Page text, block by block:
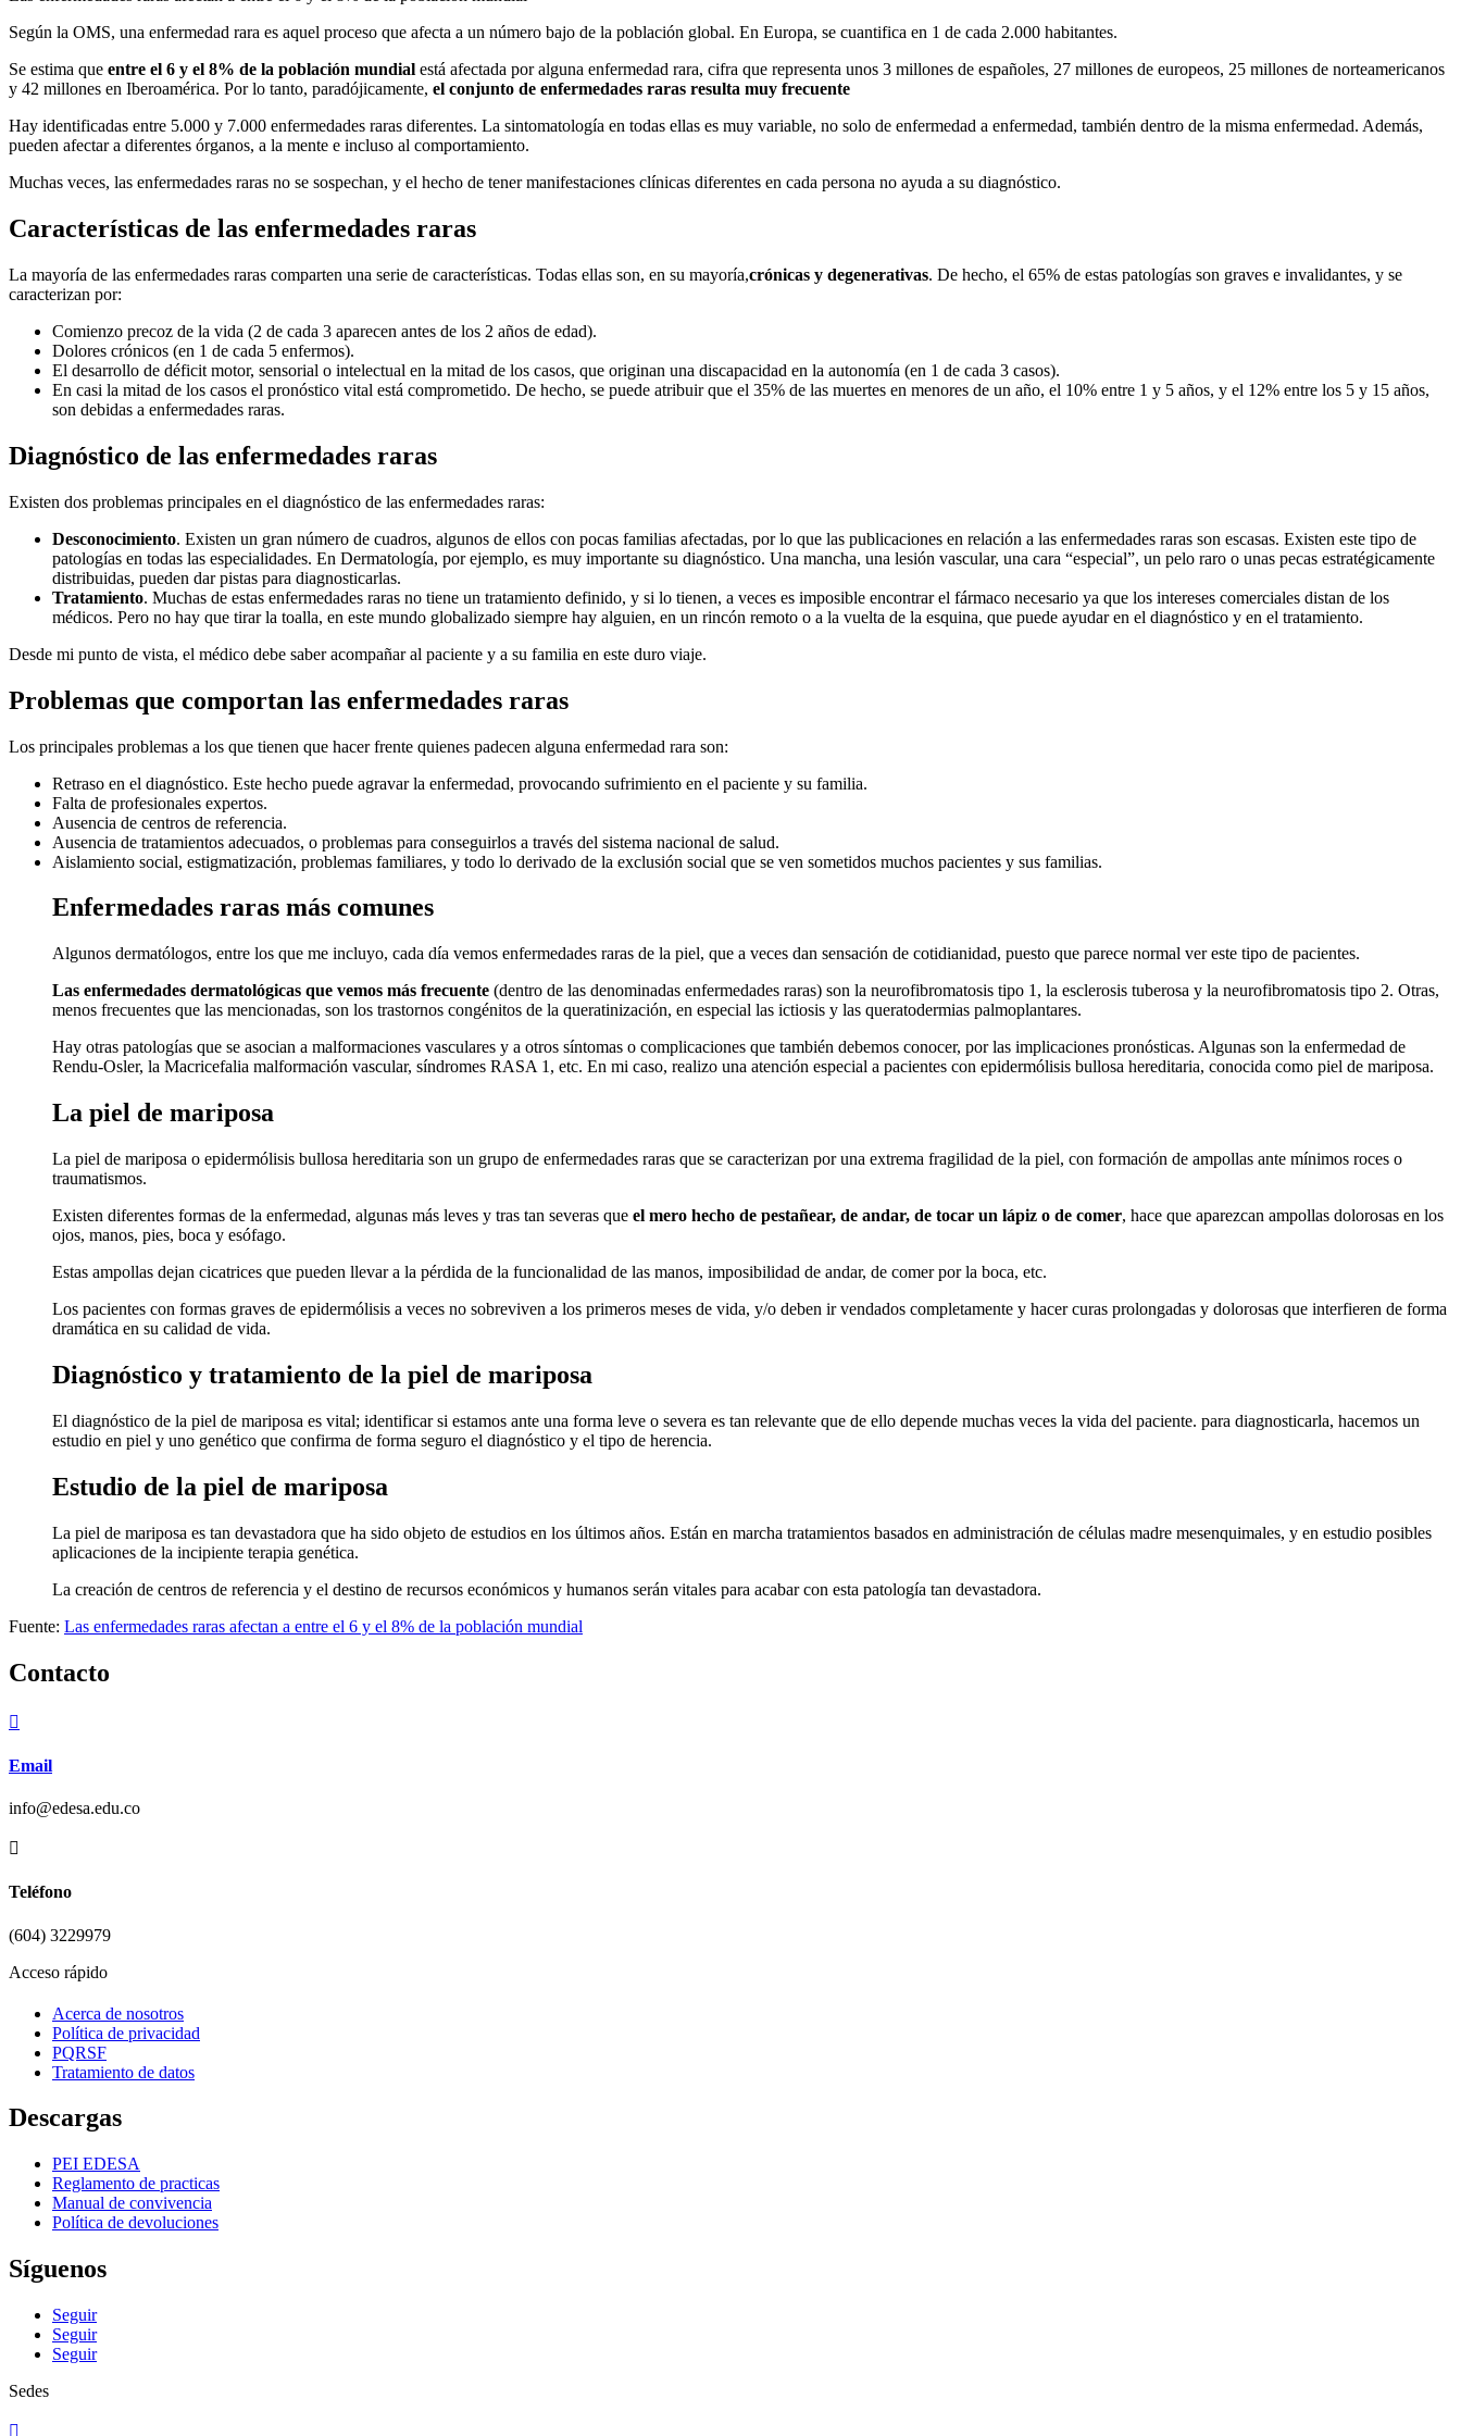
Según la OMS, una enfermedad rara es aquel proceso que afecta a un número bajo de la población global. En Europa, se cuantifica en 1 de cada 2.000 habitantes.
Se estima que entre el 6 y el 8% de la población mundial está afectada por alguna enfermedad rara, cifra que representa unos 3 millones de españoles, 27 millones de europeos, 25 millones de norteamericanos
y 42 millones en Iberoamérica. Por lo tanto, paradójicamente, el conjunto de enfermedades raras resulta muy frecuente
Hay identificadas entre 5.000 y 7.000 enfermedades raras diferentes. La sintomatología en todas ellas es muy variable, no solo de enfermedad a enfermedad, también dentro de la misma enfermedad. Además,
pueden afectar a diferentes órganos, a la mente e incluso al comportamiento.
Muchas veces, las enfermedades raras no se sospechan, y el hecho de tener manifestaciones clínicas diferentes en cada persona no ayuda a su diagnóstico.
Características de las enfermedades raras
La mayoría de las enfermedades raras comparten una serie de características. Todas ellas son, en su mayoría,crónicas y degenerativas. De hecho, el 65% de estas patologías son graves e invalidantes, y se
caracterizan por:
Comienzo precoz de la vida (2 de cada 3 aparecen antes de los 2 años de edad).
Dolores crónicos (en 1 de cada 5 enfermos).
El desarrollo de déficit motor, sensorial o intelectual en la mitad de los casos, que originan una discapacidad en la autonomía (en 1 de cada 3 casos).
En casi la mitad de los casos el pronóstico vital está comprometido. De hecho, se puede atribuir que el 35% de las muertes en menores de un año, el 10% entre 1 y 5 años, y el 12% entre los 5 y 15 años,
son debidas a enfermedades raras.
Diagnóstico de las enfermedades raras
Existen dos problemas principales en el diagnóstico de las enfermedades raras:
Desconocimiento. Existen un gran número de cuadros, algunos de ellos con pocas familias afectadas, por lo que las publicaciones en relación a las enfermedades raras son escasas. Existen este tipo de
patologías en todas las especialidades. En Dermatología, por ejemplo, es muy importante su diagnóstico. Una mancha, una lesión vascular, una cara “especial”, un pelo raro o unas pecas estratégicamente
distribuidas, pueden dar pistas para diagnosticarlas.
Tratamiento. Muchas de estas enfermedades raras no tiene un tratamiento definido, y si lo tienen, a veces es imposible encontrar el fármaco necesario ya que los intereses comerciales distan de los
médicos. Pero no hay que tirar la toalla, en este mundo globalizado siempre hay alguien, en un rincón remoto o a la vuelta de la esquina, que puede ayudar en el diagnóstico y en el tratamiento.
Desde mi punto de vista, el médico debe saber acompañar al paciente y a su familia en este duro viaje.
Problemas que comportan las enfermedades raras
Los principales problemas a los que tienen que hacer frente quienes padecen alguna enfermedad rara son:
Retraso en el diagnóstico. Este hecho puede agravar la enfermedad, provocando sufrimiento en el paciente y su familia.
Falta de profesionales expertos.
Ausencia de centros de referencia.
Ausencia de tratamientos adecuados, o problemas para conseguirlos a través del sistema nacional de salud.
Aislamiento social, estigmatización, problemas familiares, y todo lo derivado de la exclusión social que se ven sometidos muchos pacientes y sus familias.
Enfermedades raras más comunes
Algunos dermatólogos, entre los que me incluyo, cada día vemos enfermedades raras de la piel, que a veces dan sensación de cotidianidad, puesto que parece normal ver este tipo de pacientes.
Las enfermedades dermatológicas que vemos más frecuente (dentro de las denominadas enfermedades raras) son la neurofibromatosis tipo 1, la esclerosis tuberosa y la neurofibromatosis tipo 2. Otras,
menos frecuentes que las mencionadas, son los trastornos congénitos de la queratinización, en especial las ictiosis y las queratodermias palmoplantares.
Hay otras patologías que se asocian a malformaciones vasculares y a otros síntomas o complicaciones que también debemos conocer, por las implicaciones pronósticas. Algunas son la enfermedad de
Rendu-Osler, la Macricefalia malformación vascular, síndromes RASA 1, etc. En mi caso, realizo una atención especial a pacientes con epidermólisis bullosa hereditaria, conocida como piel de mariposa.
La piel de mariposa
La piel de mariposa o epidermólisis bullosa hereditaria son un grupo de enfermedades raras que se caracterizan por una extrema fragilidad de la piel, con formación de ampollas ante mínimos roces o
traumatismos.
Existen diferentes formas de la enfermedad, algunas más leves y tras tan severas que el mero hecho de pestañear, de andar, de tocar un lápiz o de comer, hace que aparezcan ampollas dolorosas en los
ojos, manos, pies, boca y esófago.
Estas ampollas dejan cicatrices que pueden llevar a la pérdida de la funcionalidad de las manos, imposibilidad de andar, de comer por la boca, etc.
Los pacientes con formas graves de epidermólisis a veces no sobreviven a los primeros meses de vida, y/o deben ir vendados completamente y hacer curas prolongadas y dolorosas que interfieren de forma
dramática en su calidad de vida.
Diagnóstico y tratamiento de la piel de mariposa
El diagnóstico de la piel de mariposa es vital; identificar si estamos ante una forma leve o severa es tan relevante que de ello depende muchas veces la vida del paciente. para diagnosticarla, hacemos un
estudio en piel y uno genético que confirma de forma seguro el diagnóstico y el tipo de herencia.
Estudio de la piel de mariposa
La piel de mariposa es tan devastadora que ha sido objeto de estudios en los últimos años. Están en marcha tratamientos basados en administración de células madre mesenquimales, y en estudio posibles
aplicaciones de la incipiente terapia genética.
La creación de centros de referencia y el destino de recursos económicos y humanos serán vitales para acabar con esta patología tan devastadora.
Fuente: Las enfermedades raras afectan a entre el 6 y el 8% de la población mundial
Contacto

Email
info@edesa.edu.co

Teléfono
(604) 3229979
Acceso rápido
Acerca de nosotros
Política de privacidad
PQRSF
Tratamiento de datos
Descargas
PEI EDESA
Reglamento de practicas
Manual de convivencia
Política de devoluciones
Síguenos
Seguir
Seguir
Seguir
Sedes
